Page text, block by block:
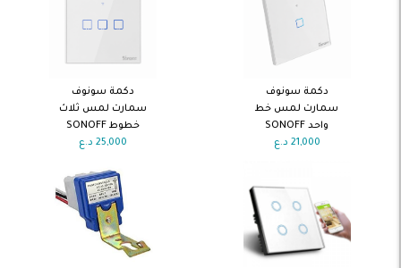
اضف الى
السلة
دكمة سونوف
سمارت لمس خط
واحد SONOFF
21,000 د.ع
اضف الى
السلة
دكمة سونوف
سمارت لمس ثلاث
خطوط SONOFF
25,000 د.ع